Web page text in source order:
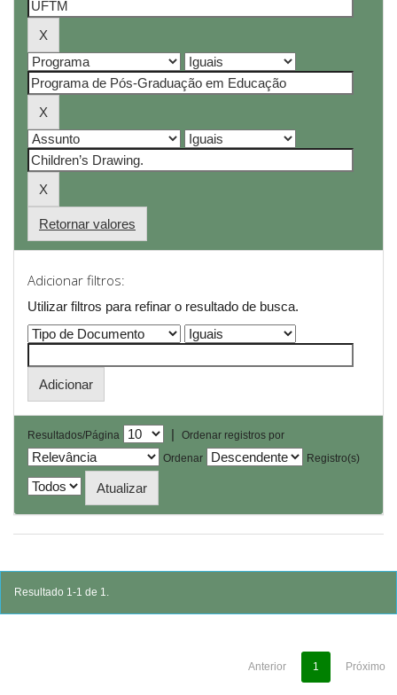
Retornar valores
Adicionar filtros:
Utilizar filtros para refinar o resultado de busca.
Resultados/Página |
Ordenar registros por
Ordenar
Registro(s)
Resultado 1-1 de 1.
Anterior 1 Próximo